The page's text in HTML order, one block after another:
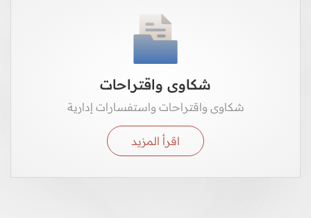
شكاوى واقتراحات
شكاوى واقتراحات واستفسارات إدارية
اقرأ المزيد